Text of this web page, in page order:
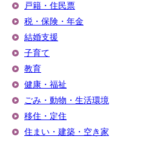
戸籍・住民票
税・保険・年金
結婚支援
子育て
教育
健康・福祉
ごみ・動物・生活環境
移住・定住
住まい・建築・空き家